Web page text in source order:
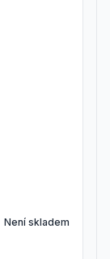
Není skladem